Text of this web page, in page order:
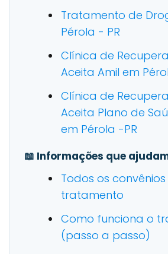
Tratamento de
Pérola - PR
Clínica de
Aceita Amil em
Clínica de
Aceita Plano de
em Pérola -PR
📖 Informações que
Todos os
tratamento
Como funciona o
(passo a passo)